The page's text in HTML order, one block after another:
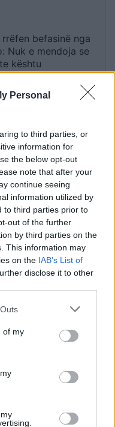
Personal
to third parties, or
information for
the below opt-out
note that after your
continue seeing
information utilized by
to third parties prior to
out of the further
by third parties on the
This information may
on the IAB’s List of
disclose it to other
of my
rrëfen befasinë nga
Nuk e mendoja se
kështu
u përhapën drejt
Esim for Spain|Esim